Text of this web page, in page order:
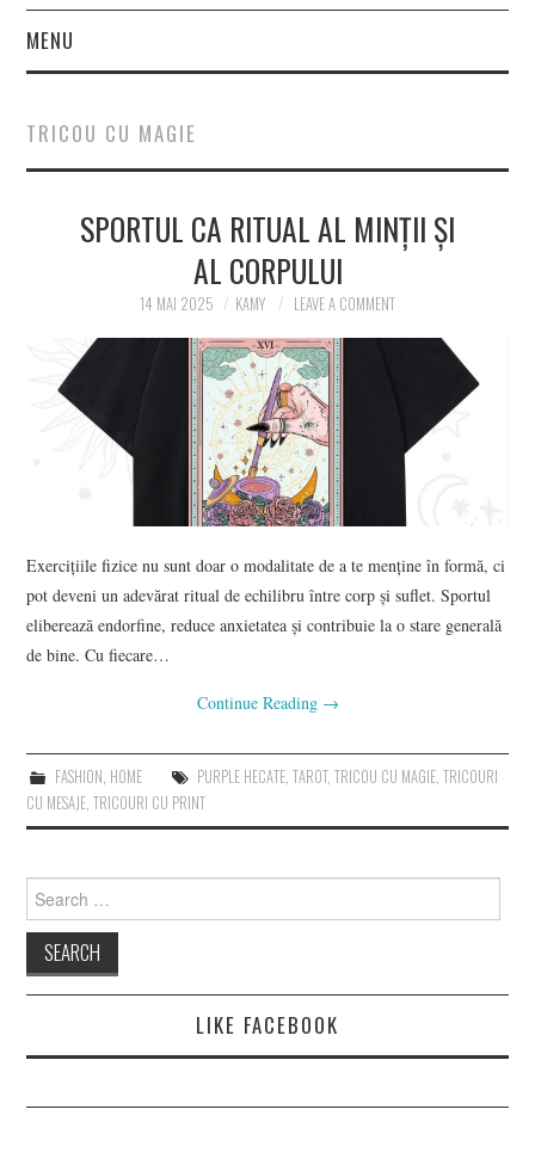
MENU
BEAUTY
CONTACT
TRICOU CU MAGIE
SPORTUL CA RITUAL AL MINȚII ȘI
AL CORPULUI
14 MAI 2025 KAMY LEAVE A COMMENT
Exercițiile fizice nu sunt doar o modalitate de a te menține în formă, ci
pot deveni un adevărat ritual de echilibru între corp și suflet. Sportul
eliberează endorfine, reduce anxietatea și contribuie la o stare generală
de bine. Cu fiecare…
Continue Reading →
FASHION, HOME PURPLE HECATE, TAROT, TRICOU CU MAGIE, TRICOURI
CU MESAJE,TRICOURI CU PRINT
Search
for:
LIKE FACEBOOK